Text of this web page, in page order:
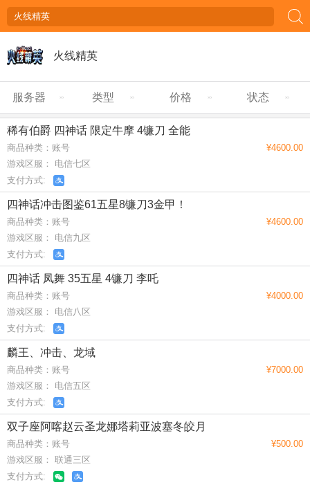
火线精英
服务器 类型 价格 状态
稀有伯爵 四神话 限定牛摩 4镰刀 全能
商品种类：账号
游戏区服： 电信七区
支付方式:
¥4600.00
四神话冲击图鉴61五星8镰刀3金甲！
商品种类：账号
游戏区服： 电信九区
支付方式:
¥4600.00
四神话 凤舞 35五星 4镰刀 李吒
商品种类：账号
游戏区服： 电信八区
支付方式:
¥4000.00
麟王、冲击、龙域
商品种类：账号
游戏区服： 电信五区
支付方式:
¥7000.00
双子座阿喀赵云圣龙娜塔莉亚波塞冬皎月
商品种类：账号
游戏区服： 联通三区
支付方式:
¥500.00